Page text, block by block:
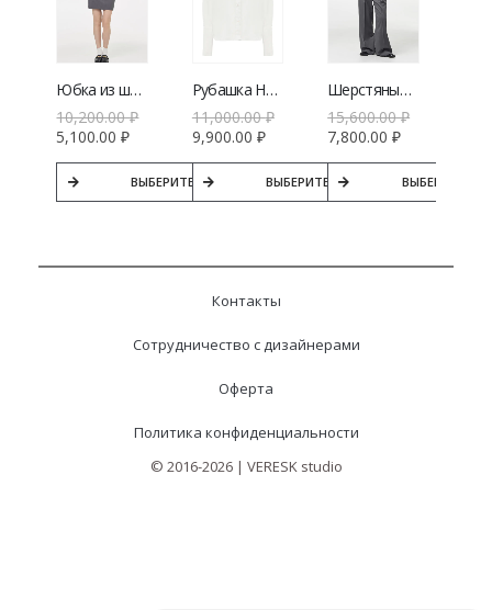
Юбка из шерсти V|L серая
10,200.00₽
5,100.00₽
ВЫБЕРИТЕ ПАРАМЕТРЫ
Рубашка HOROSHAYA DEVOCHKA NEW THE MOON
11,000.00₽
9,900.00 ₽
ВЫБЕРИТЕ ПАРАМЕТРЫ
Шерстяные брюки V|L серые
15,600.00₽
7,800.00₽
ВЫБЕРИТЕ
Контакты
Сотрудничество с дизайнерами
Оферта
Политика конфиденциальности
© 2016-2026 | VERESK studio